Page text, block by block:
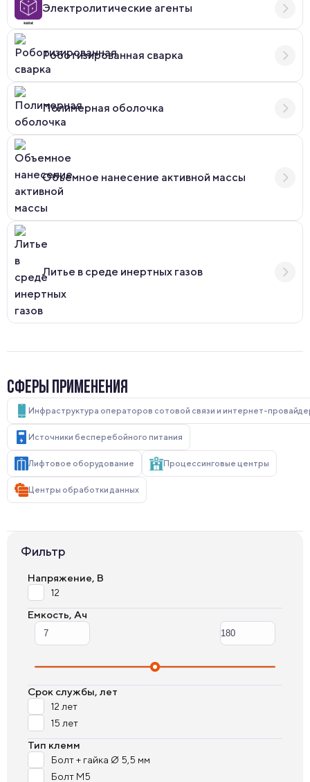
Электролитические агенты
Роботизированная сварка
Полимерная оболочка
Объемное нанесение активной массы
Литье в среде инертных газов
СФЕРЫ ПРИМЕНЕНИЯ
Инфраструктура операторов сотовой связи и интернет-
Источники бесперебойного питания
Лифтовое оборудование Процессинговые центры
Центры обработки данных
Фильтр
Напряжение, В
12
Емкость, Ач
Срок службы, лет
12 лет
15 лет
Тип клемм
Болт + гайка Ø 5,5 мм
Болт М5